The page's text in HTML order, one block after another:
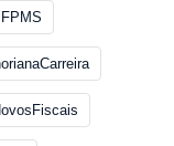
FPMS